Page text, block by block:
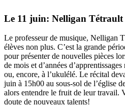
Le 11 juin: Nelligan Tétrault
Le professeur de musique, Nelligan
élèves non plus. C’est la grande
pour présenter de nouvelles pièces
de mois et d’années
ou, encore, à l’ukulélé. Le récital
juin à 15h00 au sous-sol de l’église
alors entendre le fruit de leur travail.
doute de nouveaux talents!